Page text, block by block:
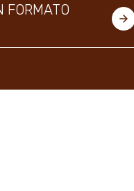
FORMATO